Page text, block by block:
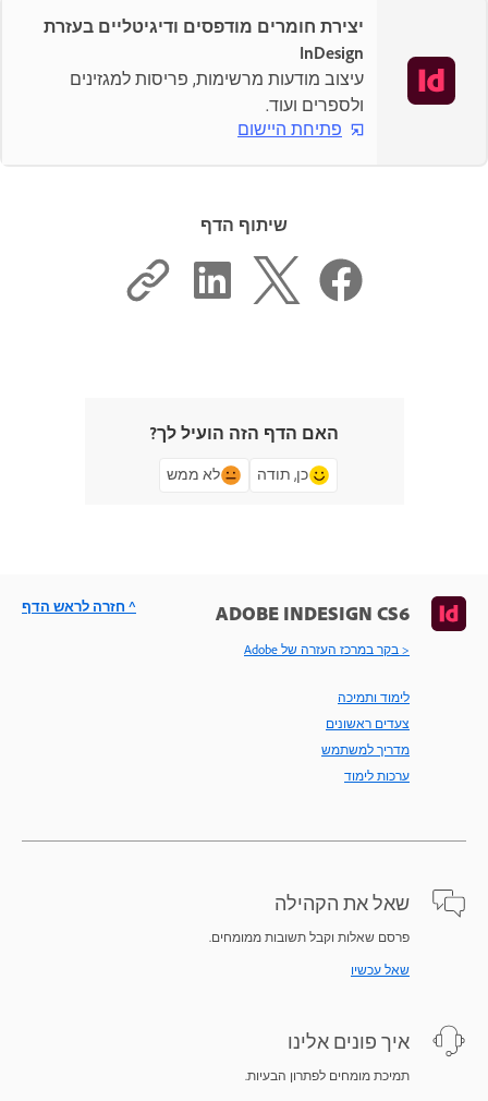
יצירת חומרים מודפסים ודיגיטליים בעזרת
InDesign
עיצוב מודעות מרשימות, פריסות למגזינים
ולספרים ועוד.
פתיחת היישום
שיתוף הדף
האם הדף הזה הועיל לך?
כן, תודה לא ממש
ADOBE INDESIGN CS6
< בקר במרכז העזרה של Adobe
לימוד ותמיכה
צעדים ראשונים
מדריך למשתמש
ערכות לימוד
שאל את הקהילה
פרסם שאלות וקבל תשובות ממומחים.
שאל עכשיו
איך פונים אלינו
תמיכת מומחים לפתרון הבעיות.
^ חזרה לראש הדף